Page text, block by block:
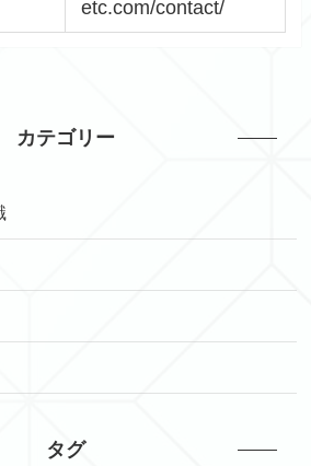
etc.com/contact/
カテゴリー
タグ